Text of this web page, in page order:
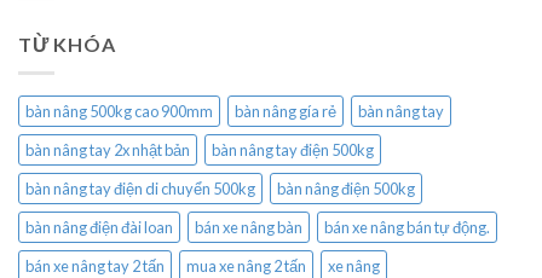
TỪ KHÓA
bàn nâng 500kg cao 900mm bàn nâng gía rẻ
bàn nâng tay
bàn nâng tay 2x nhật bản
bàn nâng tay điện 500kg
bàn nâng tay điện di chuyển 500kg
bàn nâng điện 500kg
bàn nâng điện đài loan
bán xe nâng bàn
bán xe nâng bán tự động.
bán xe nâng tay 2 tấn
mua xe nâng 2 tấn
xe nâng